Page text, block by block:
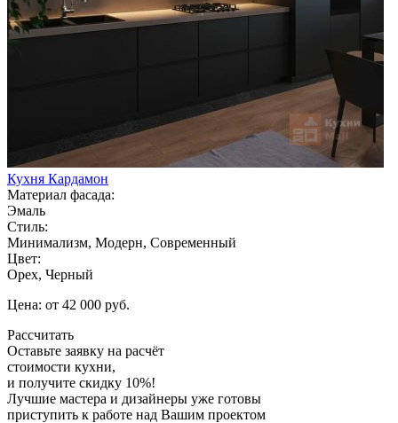
Кухня Кардамон
Материал фасада:
Эмаль
Стиль:
Минимализм, Модерн, Современный
Цвет:
Орех, Черный
Цена: от 42 000 руб.
Рассчитать
Оставьте заявку на расчёт
стоимости кухни,
и получите скидку 10%!
Лучшие мастера и дизайнеры уже готовы
приступить к работе над Вашим проектом